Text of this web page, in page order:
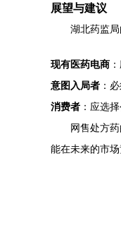
展望与建议
湖北药监
现有医药电商
意图入局者 ：
消费者 ：应选
网售处方
能在未来的市场